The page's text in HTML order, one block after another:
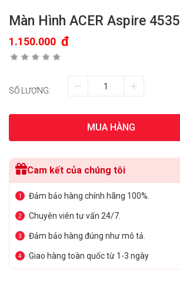
Màn Hình ACER Aspire 4535
1.150.000 đ
SỐ LƯỢNG:
MUA HÀNG
Cam kết của chúng tôi
1 Đảm bảo hàng chính hãng 100%.
2 Chuyên viên tư vấn 24/7.
3 Đảm bảo hàng đúng như mô tả.
4 Giao hàng toàn quốc từ 1-3 ngày